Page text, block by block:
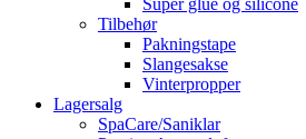
Super glue og silicone
Tilbehør
Pakningstape
Slangesakse
Vinterpropper
Lagersalg
SpaCare/Saniklar